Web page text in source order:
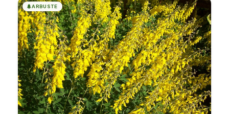
🌲ARBUSTE